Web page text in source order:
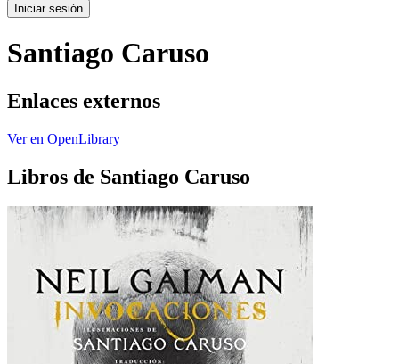
Iniciar sesión
Santiago Caruso
Enlaces externos
Ver en OpenLibrary
Libros de Santiago Caruso